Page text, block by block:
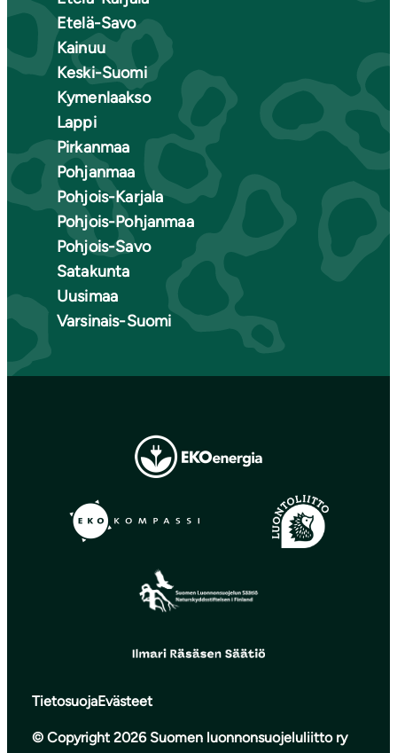
Etelä-Savo
Kainuu
Keski-Suomi
Kymenlaakso
Lappi
Pirkanmaa
Pohjanmaa
Pohjois-Karjala
Pohjois-Pohjanmaa
Pohjois-Savo
Satakunta
Uusimaa
Varsinais-Suomi
TietosuojaEvästeet
© Copyright 2026 Suomen luonnonsuojeluliitto ry